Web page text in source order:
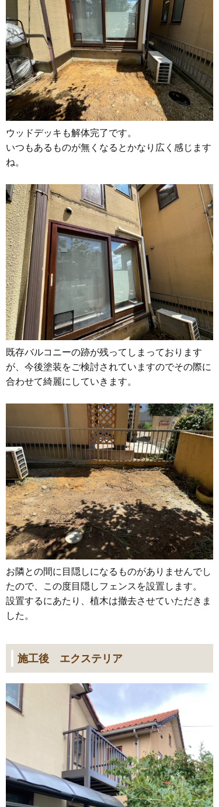
ウッドデッキも解体完了です。
いつもあるものが無くなるとかなり広く感じます
ね。
既存バルコニーの跡が残ってしまっております
が、今後塗装をご検討されていますのでその際に
合わせて綺麗にしていきます。
お隣との間に目隠しになるものがありませんでし
たので、この度目隠しフェンスを設置します。
設置するにあたり、植木は撤去させていただきま
した。
施工後 エクステリア